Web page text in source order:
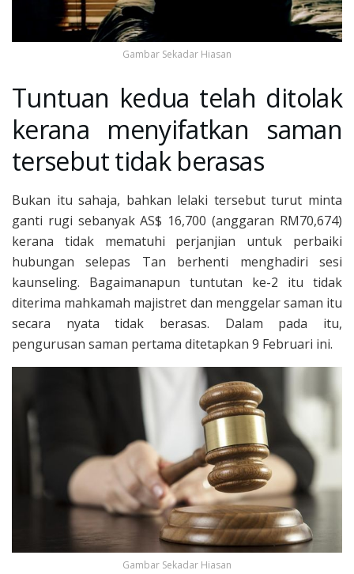
Gambar Sekadar Hiasan
Tuntuan kedua telah ditolak
kerana menyifatkan saman
tersebut tidak berasas
Bukan itu sahaja, bahkan lelaki tersebut turut minta
ganti rugi sebanyak AS$ 16,700 (anggaran RM70,674)
kerana tidak mematuhi perjanjian untuk perbaiki
hubungan selepas Tan berhenti menghadiri sesi
kaunseling. Bagaimanapun tuntutan ke-2 itu tidak
diterima mahkamah majistret dan menggelar saman itu
secara nyata tidak berasas. Dalam pada itu,
pengurusan saman pertama ditetapkan 9 Februari ini.
Gambar Sekadar Hiasan